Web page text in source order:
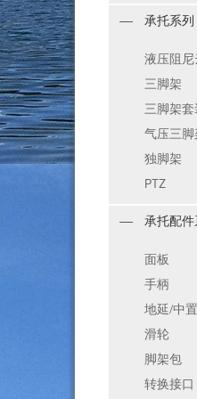
承托系列
液压阻尼
三脚架
三脚架套
气压三脚
独脚架
PTZ
承托配件
面板
手柄
地延/中置
滑轮
脚架包
转换接口